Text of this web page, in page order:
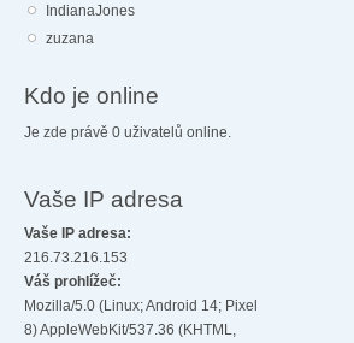
IndianaJones
zuzana
Kdo je online
Je zde právě 0 uživatelů online.
Vaše IP adresa
Vaše IP adresa:
216.73.216.153
Váš prohlížeč:
Mozilla/5.0 (Linux; Android 14; Pixel
8) AppleWebKit/537.36 (KHTML,